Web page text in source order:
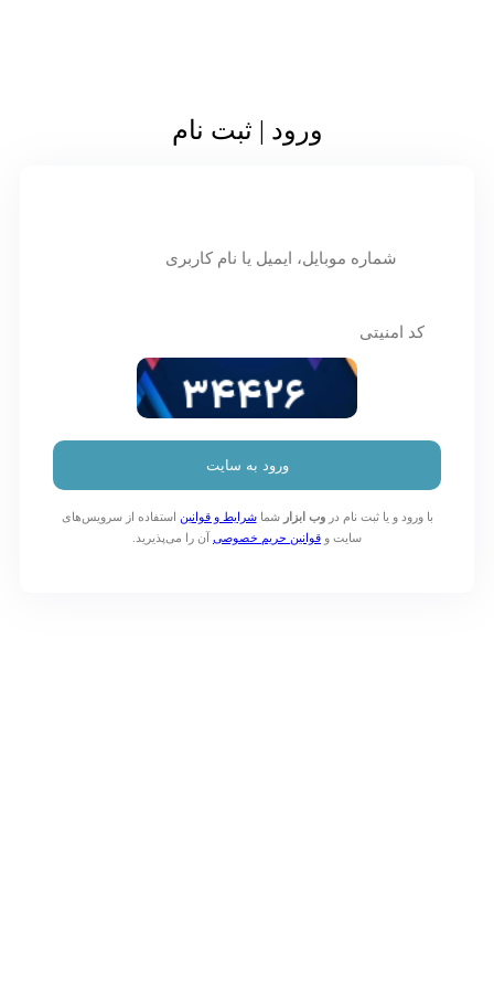
ورود | ثبت نام
ورود به سایت
و یا ثبت نام دروب ابزار شماشرایط و قوانین استفاده از سرویس‌های
قوانین حریم خصوصی آن را می‌پذیرید.